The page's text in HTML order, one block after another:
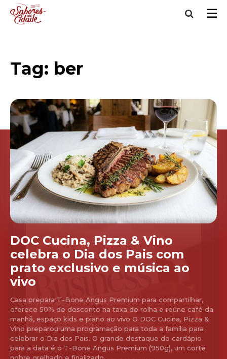
Tag: ber
DOC Cucina, Pizza & Vino
celebra o Dia dos Pais com
prato exclusivo e música ao
vivo
Casa prepara T-Bone Angus Premium para compartilhar,
oferece 50% de desconto na taxa de rolha e reúne café da
manhã, espaço kids e piano ao vivo O DOC Cucina, Pizza &
Vino preparou uma programação para toda a família para
celebrar o Dia dos Pais. O grande destaque do cardápio
para a data é o T-Bone Angus Premium (950g), um corte
nobre grelhado e finalizado...